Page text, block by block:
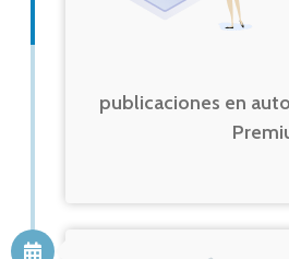
publicaciones en